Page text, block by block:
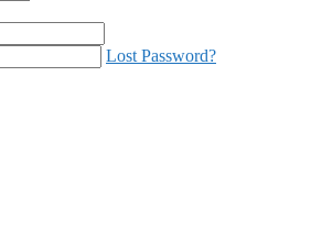
Lost Password?